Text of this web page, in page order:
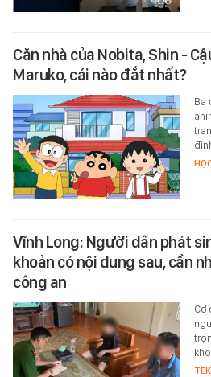
Căn nhà của Nobita, Shin -
Maruko, cái nào đắt nhất?
Ba
Vĩnh Long: Người dân phát
khoản có nội dung sau, cần
công an
Cơ